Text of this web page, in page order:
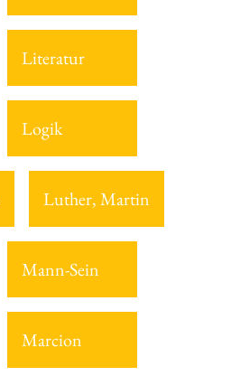
Literatur
Logik
Luther, Martin
Mann-Sein
Marcion